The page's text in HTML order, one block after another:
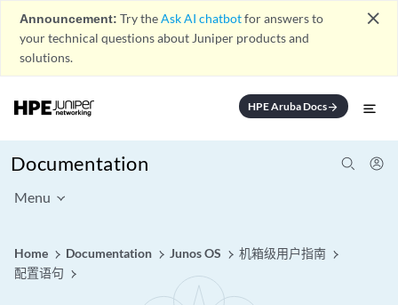
Announcement: Try theAsk AI chatbotfor answers to
your technical questions about Juniper products and
solutions.
close
HPE Aruba Docsarrow_forward
Documentation
Menu
Home Documentation Junos OS
机箱级用户指南
配置语句